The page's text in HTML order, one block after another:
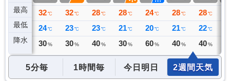
最高
最低
降水
31 ℃
20 ℃
0 ミリ
32 ℃
24 ℃
30 %
32 ℃
23 ℃
30 %
28 ℃
23 ℃
40 %
28 ℃
21 ℃
30 %
24 ℃
20 ℃
60 %
28 ℃
21 ℃
40 %
28 ℃
22 ℃
40 %
5分毎 1時間毎 今日明日 2週間天気